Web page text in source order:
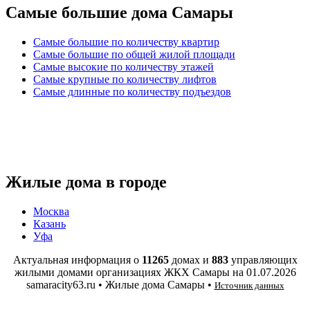
Самые большие дома Самары
Самые большие по количеству квартир
Самые большие по общей жилой площади
Самые высокие по количеству этажей
Самые крупные по количеству лифтов
Самые длинные по количеству подъездов
Жилые дома в городе
Москва
Казань
Уфа
Актуальная информация о 11265 домах и 883 управляющих
жилыми домами организациях ЖКХ Самары на 01.07.2026
samaracity63.ru • Жилые дома Самары • Источник данных